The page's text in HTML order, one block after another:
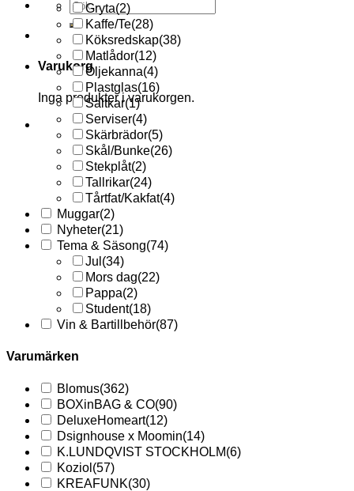
Sök
efter:
Varukorg
Inga produkter i varukorgen.
Gryta(2)
Kaffe/Te(28)
Köksredskap(38)
Matlådor(12)
Oljekanna(4)
Plastglas(16)
Saltkar(1)
Serviser(4)
Skärbrädor(5)
Skål/Bunke(26)
Stekplåt(2)
Tallrikar(24)
Tårtfat/Kakfat(4)
Muggar(2)
Nyheter(21)
Tema & Säsong(74)
Jul (34)
Mors dag(22)
Pappa(2)
Student(18)
Vin & Bartillbehör(87)
Varumärken
Blomus(362)
BOXinBAG & CO(90)
DeluxeHomeart(12)
Dsignhouse x Moomin(14)
K.LUNDQVIST STOCKHOLM(6)
Koziol (57)
KREAFUNK(30)